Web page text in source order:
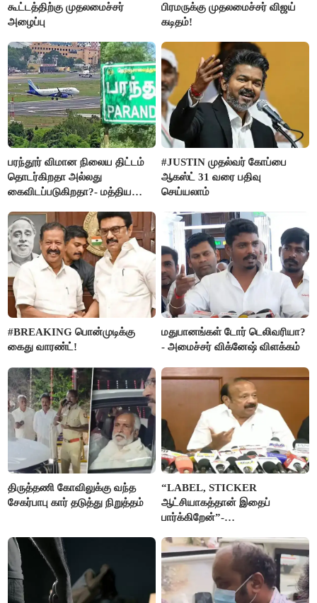
கூட்டத்திற்கு முதலமைச்சர்
அழைப்பு
பிரமருக்கு முதலமைச்சர் விஜய்
கடிதம்!
பரந்தூர் விமான நிலைய திட்டம்
தொடர்கிறதா அல்லது
கைவிடப்படுகிறதா?- மத்திய
#JUSTIN முதல்வர் கோப்பை
ஆகஸ்ட் 31 வரை பதிவு
செய்யலாம்
#BREAKING பொன்முடிக்கு
கைது வாரண்ட்!
மதுபானங்கள் டோர் டெலிவரியா?
- அமைச்சர் விக்னேஷ் விளக்கம்
திருத்தணி கோவிலுக்கு வந்த
சேகர்பாபு கார் தடுத்து நிறுத்தம்
“LABEL, STICKER
ஆட்சியாகத்தான் இதைப்
பார்க்கிறேன்”-